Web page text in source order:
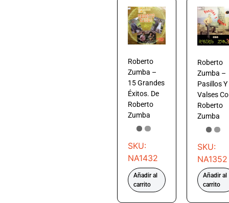
Roberto
Zumba –
15 Grandes
Éxitos. De
Roberto
Zumba
SKU:
NA1432
Añadir al
carrito
Roberto
Zumba –
Pasillos Y
Valses
Roberto
Zumba
SKU:
NA1352
Añadir al
carrito